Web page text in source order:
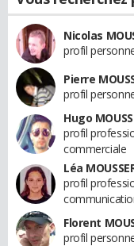
Nicolas
profil
Pierre
profil
Hugo
profil
commerciale
Léa
profil
Florent
profil